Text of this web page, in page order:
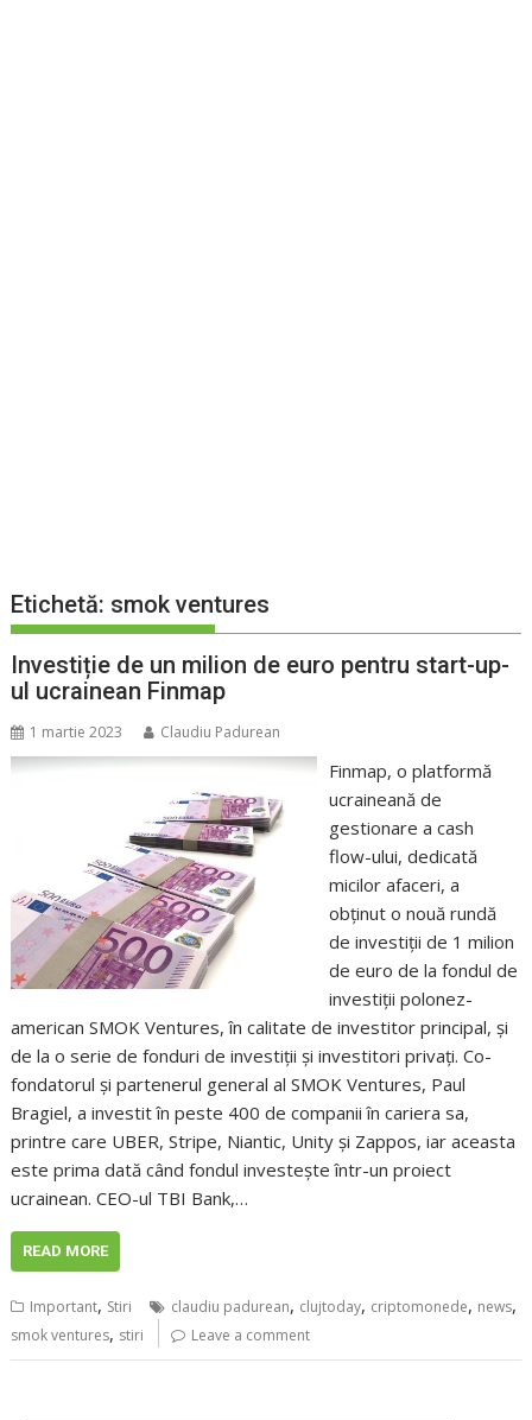
Etichetă: smok ventures
Investiție de un milion de euro pentru start-up-
ul ucrainean Finmap
1 martie 2023 Claudiu Padurean
Finmap, o platformă
ucraineană de
gestionare a cash
flow-ului, dedicată
micilor afaceri, a
obținut o nouă rundă
de investiții de 1 milion
de euro de la fondul de
investiții polonez-
american SMOK Ventures, în calitate de investitor principal, și
de la o serie de fonduri de investiții și investitori privați. Co-
fondatorul și partenerul general al SMOK Ventures, Paul
Bragiel, a investit în peste 400 de companii în cariera sa,
printre care UBER, Stripe, Niantic, Unity și Zappos, iar aceasta
este prima dată când fondul investește într-un proiect
ucrainean. CEO-ul TBI Bank,…
READ MORE
Important, Stiri claudiu padurean, clujtoday, criptomonede, news,
smok ventures, stiri Leave a comment